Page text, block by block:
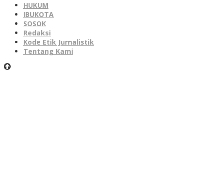
HUKUM
IBUKOTA
SOSOK
Redaksi
Kode Etik Jurnalistik
Tentang Kami